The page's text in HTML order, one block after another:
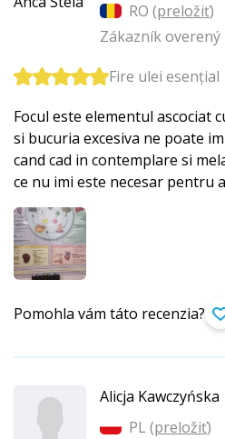
RO (preložiť)
Zákazník
Fire ulei esențial
Focul este elementul ascociat
si bucuria excesiva ne poate
cand cad in contemplare si
ce nu imi este necesar pentru
Pomohla vám táto recenzia?
Alicja Kawczyńska
PL (preložiť)